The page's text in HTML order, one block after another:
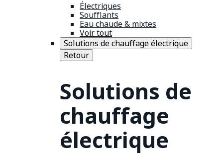
Électriques
Soufflants
Eau chaude & mixtes
Voir tout
Solutions de chauffage électrique
Retour
Solutions de
chauffage
électrique